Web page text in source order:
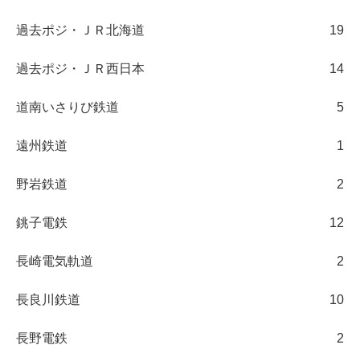
過去ポジ・ＪＲ北海道 19
過去ポジ・ＪＲ西日本 14
道南いさりび鉄道 5
遠州鉄道 1
野岩鉄道 2
銚子電鉄 12
長崎電気軌道 2
長良川鉄道 10
長野電鉄 2